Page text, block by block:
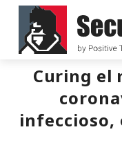
Curing el
infeccioso,